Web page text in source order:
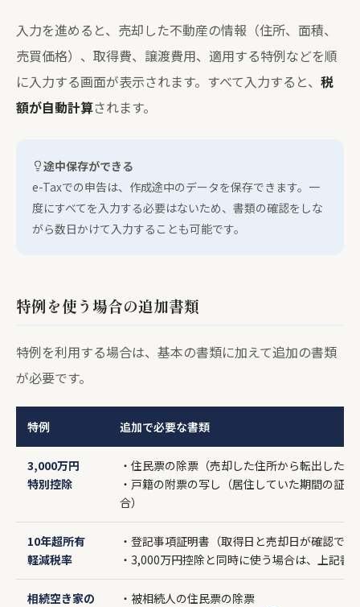
入力を進めると、売却した不動産の情報（住所、面積、
売買価格）、取得費、譲渡費用、適用する特例などを順
に入力する画面が表示されます。すべて入力すると、 税
額が自動計算されます。
途中保存ができる
e-Taxでの申告は、作成途中のデータを保存できます。一
度にすべてを入力する必要はないため、書類の確認をしな
がら数日かけて入力することも可能です。
特例を使う場合の追加書類
特例を利用する場合は、基本の書類に加えて追加の書類
が必要です。
特例 追加で必要な書類
3,000万円
特別控除
・住民票の除票（売却した住所から転出した
・戸籍の附票の写し（居住していた期間の証
合）
10年超所有
軽減税率
・登記事項証明書（取得日と売却日が確認で
・3,000万円控除と同時に使う場合は、上記書
相続空き家の
・被相続人の住民票の除票